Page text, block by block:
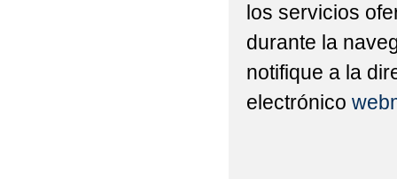
los servicios
durante la
notifique a la
electrónico